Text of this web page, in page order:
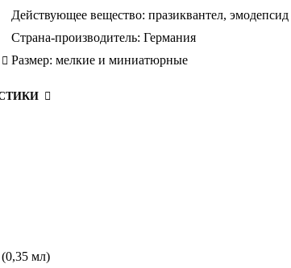
Действующее вещество: празиквантел, эмодепсид
Страна-производитель: Германия
Размер: мелкие и миниатюрные
мл)